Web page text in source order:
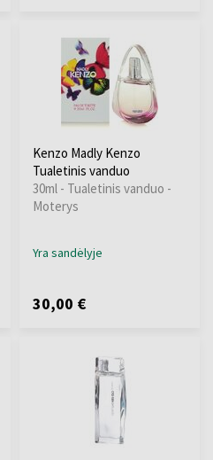
Kenzo Madly Kenzo
Tualetinis vanduo
30ml - Tualetinis vanduo -
Moterys
Yra sandėlyje
30,00 €